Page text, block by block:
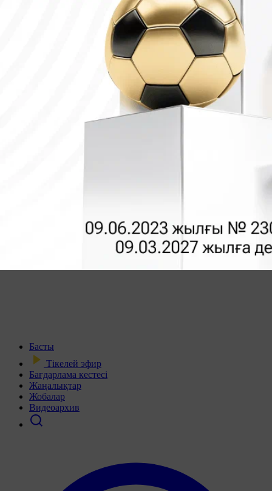
Басты
Тікелей эфир
Бағдарлама кестесі
Жаңалықтар
Жобалар
Видеоархив